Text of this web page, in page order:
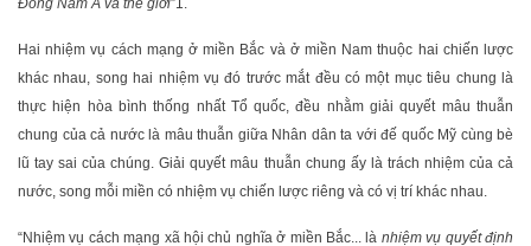
Đông Nam Á và thế giới”1.
Hai nhiệm vụ cách mạng ở miền Bắc và ở miền Nam thuộc hai chiến lược
khác nhau, song hai nhiệm vụ đó trước mắt đều có một mục tiêu chung là
thực hiện hòa bình thống nhất Tổ quốc, đều nhằm giải quyết mâu thuẫn
chung của cả nước là mâu thuẫn giữa Nhân dân ta với đế quốc Mỹ cùng bè
lũ tay sai của chúng. Giải quyết mâu thuẫn chung ấy là trách nhiệm của cả
nước, song mỗi miền có nhiệm vụ chiến lược riêng và có vị trí khác nhau.
“Nhiệm vụ cách mạng xã hội chủ nghĩa ở miền Bắc... là nhiệm vụ quyết định